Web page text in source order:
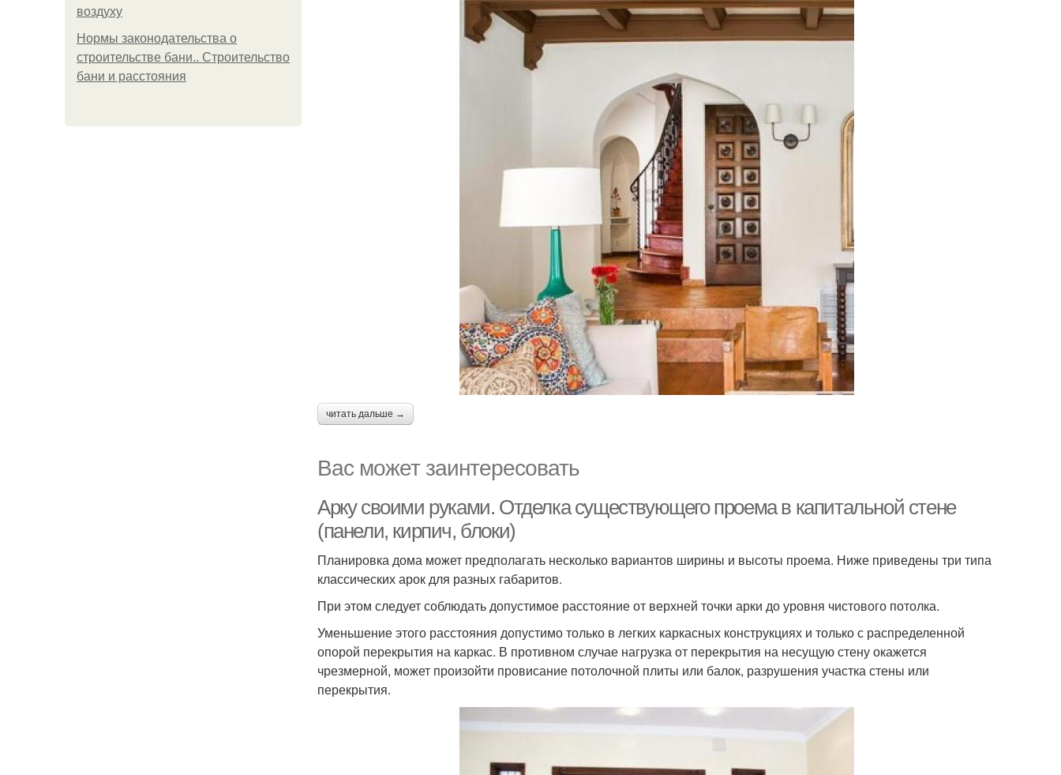
воздуху
Нормы законодательства о
строительстве бани.. Строительство
бани и расстояния
читать дальше →
Вас может заинтересовать
Арку своими руками. Отделка существующего проема в капитальной стене
(панели, кирпич, блоки)
Планировка дома может предполагать несколько вариантов ширины и высоты проема. Ниже приведены три типа
классических арок для разных габаритов.
При этом следует соблюдать допустимое расстояние от верхней точки арки до уровня чистового потолка.
Уменьшение этого расстояния допустимо только в легких каркасных конструкциях и только с распределенной
опорой перекрытия на каркас. В противном случае нагрузка от перекрытия на несущую стену окажется
чрезмерной, может произойти провисание потолочной плиты или балок, разрушения участка стены или
перекрытия.